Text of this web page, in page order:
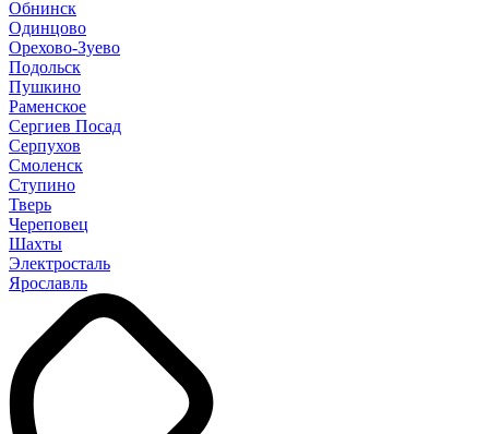
Обнинск
Одинцово
Орехово-Зуево
Подольск
Пушкино
Раменское
Сергиев Посад
Серпухов
Смоленск
Ступино
Тверь
Череповец
Шахты
Электросталь
Ярославль